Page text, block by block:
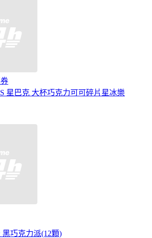
星巴克 大杯巧克力可可碎片星冰樂
巧克力派(12顆)